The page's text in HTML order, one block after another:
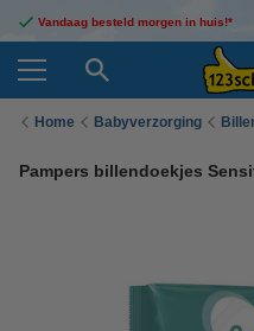
Vandaag besteld morgen in huis!*
Home Babyverzorging
Pampers billendoekjes